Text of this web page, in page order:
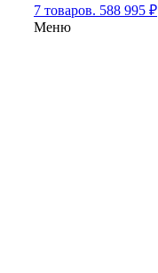
7 товаров. 588 995 ₽
Меню